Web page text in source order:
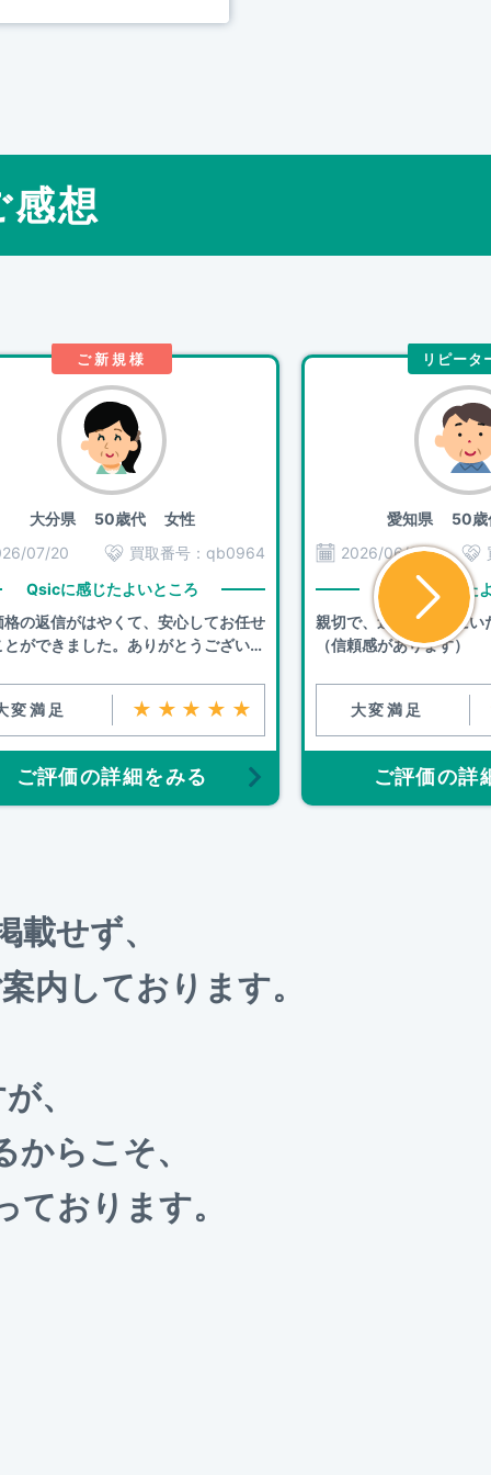
感想
ご新規様
大分県50歳代 女性
07/20
買取番号： qb0964
Qsicに感じたよいところ
格の返信がはやくて、安心してお任せ
とができました。ありがとうございま
変満足 ★★★★★
ご評価の詳細をみる
リピータ
愛知県50歳
2026/06/30
Qsicに感じた
親切で、連絡も早くにい
（信頼感があります）
大変満足
ご評価の詳
せず、
内しております。
、
らこそ、
おります。